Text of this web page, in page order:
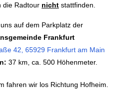
die Radtour nicht stattfinden.
auf dem Parkplatz der
Frankfurt
42, 65929 Frankfurt am Main
37 km, ca. 500 Höhenmeter.
fahren wir los Richtung Hofheim.